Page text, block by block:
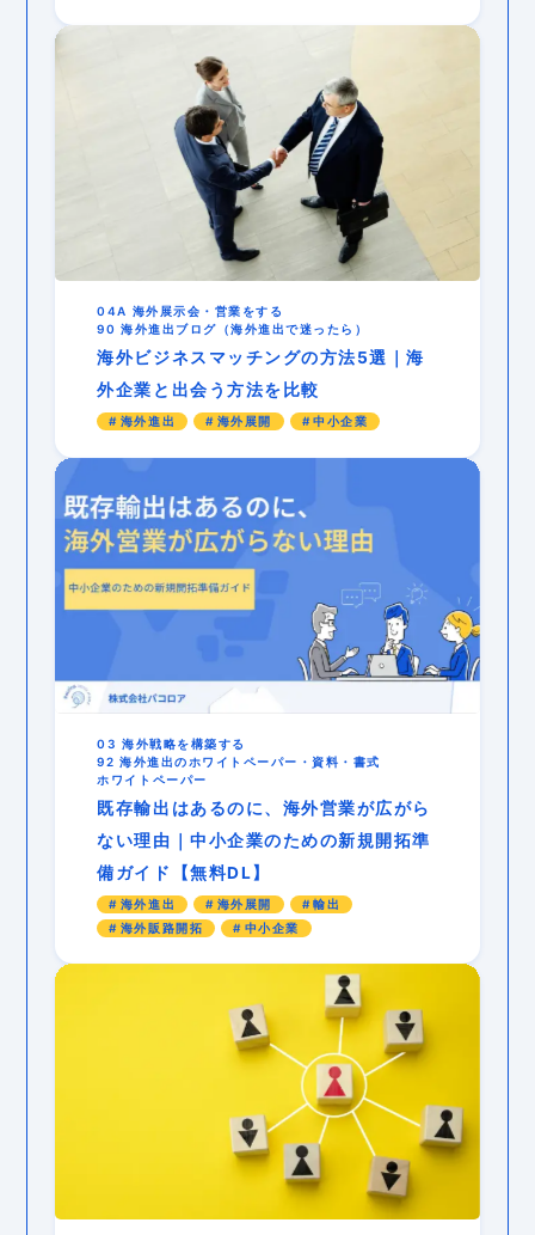
04A 海外展示会・営業をする
90 海外進出ブログ（海外進出で迷ったら）
海外ビジネスマッチングの方法5選｜海
外企業と出会う方法を比較
海外進出 海外展開 中小企業
03 海外戦略を構築する
92 海外進出のホワイトペーパー・資料・書式
ホワイトペーパー
既存輸出はあるのに、海外営業が広がら
ない理由｜中小企業のための新規開拓準
備ガイド【無料DL】
海外進出 海外展開
輸出
海外販路開拓
中小企業